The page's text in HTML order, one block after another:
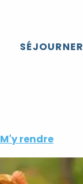
SÉJOURNER
M'y rendre